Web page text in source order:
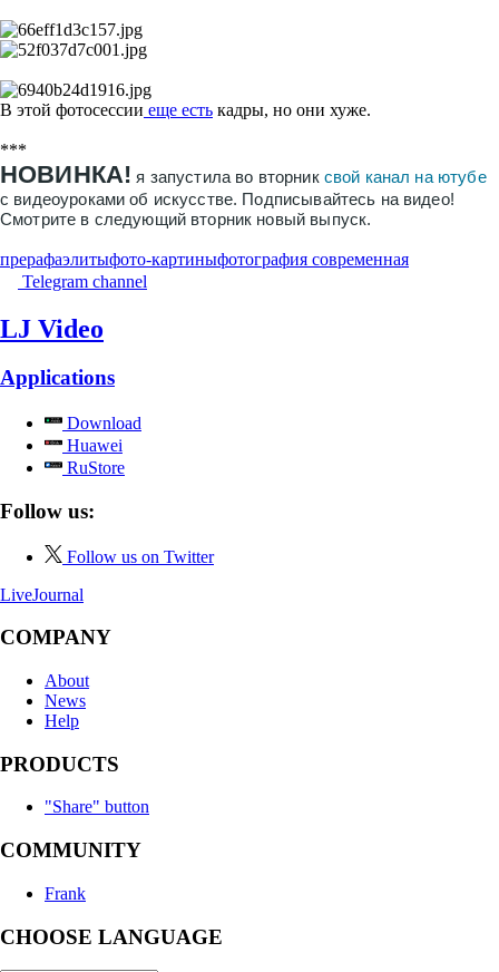
В этой фотосессии еще есть кадры, но они хуже.
***
НОВИНКА! я запустила во вторник свой канал на ютубе
с видеоуроками об искусстве. Подписывайтесь на видео!
Смотрите в следующий вторник новый выпуск.
прерафаэлитыфото-картиныфотография современная
Telegram channel
LJ Video
Applications
Download
Huawei
RuStore
Follow us:
Follow us on Twitter
LiveJournal
COMPANY
About
News
Help
PRODUCTS
"Share" button
COMMUNITY
Frank
CHOOSE LANGUAGE